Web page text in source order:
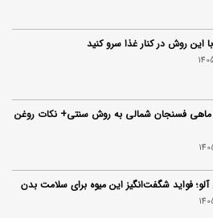
این روش در کنار غذا سرو کنید
ماهی فسنجان شمالی به روش سنتی+ نکات روغن